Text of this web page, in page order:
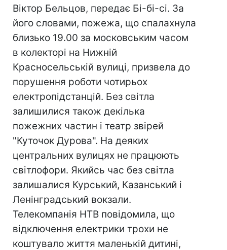
Віктор Бельцов, передає Бі-бі-сі. За
його словами, пожежа, що спалахнула
близько 19.00 за московським часом
в колекторі на Нижній
Красносельській вулиці, призвела до
порушення роботи чотирьох
електропідстанцій. Без світла
залишилися також декілька
пожежних частин і театр звірей
"Куточок Дурова". На деяких
центральних вулицях не працюють
світлофори. Якийсь час без світла
залишалися Курський, Казанський і
Ленінградський вокзали.
Телекомпанія НТВ повідомила, що
відключення електрики трохи не
коштувало життя маленькій дитині,